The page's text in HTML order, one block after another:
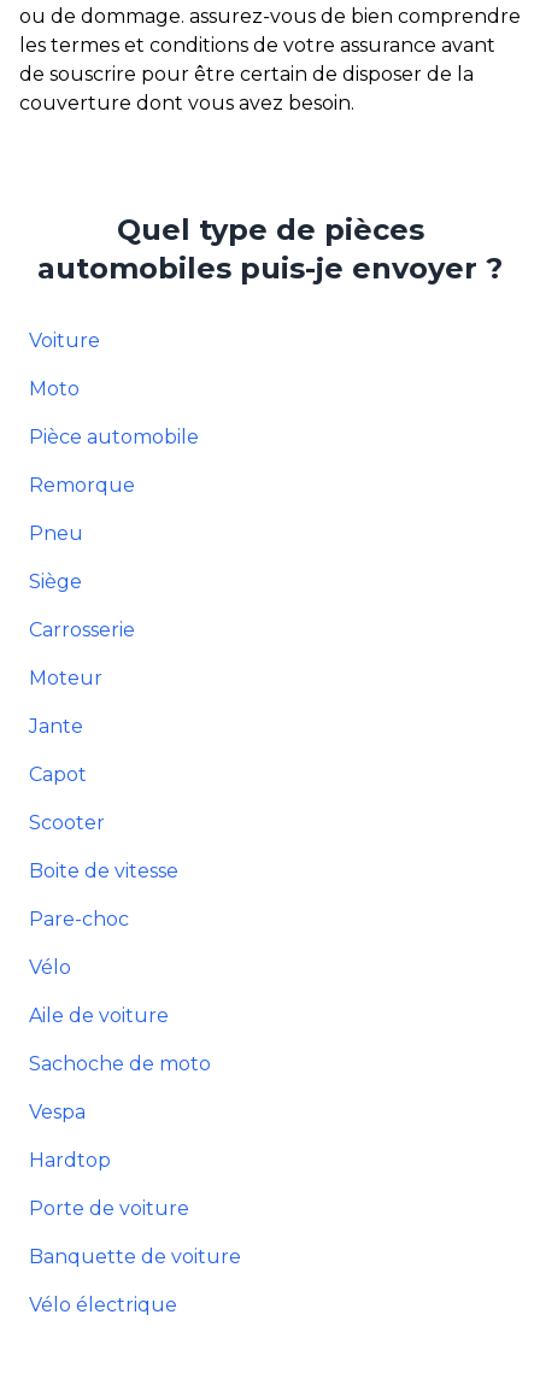
ou de dommage. assurez-vous de bien comprendre
les termes et conditions de votre assurance avant
de souscrire pour être certain de disposer de la
couverture dont vous avez besoin.
Quel type de pièces
automobiles puis-je envoyer ?
Voiture
Moto
Pièce automobile
Remorque
Pneu
Siège
Carrosserie
Moteur
Jante
Capot
Scooter
Boite de vitesse
Pare-choc
Vélo
Aile de voiture
Sachoche de moto
Vespa
Hardtop
Porte de voiture
Banquette de voiture
Vélo électrique